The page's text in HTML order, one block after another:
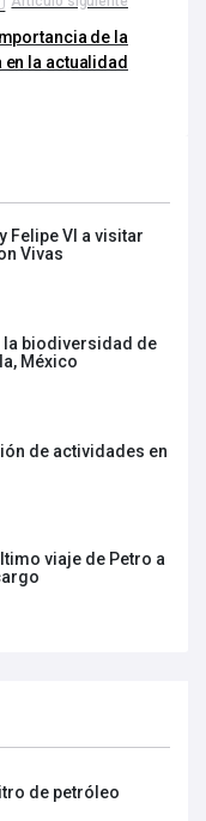
de la
la actualidad
Felipe VI a visitar
Vivas
biodiversidad de
México
de actividades en
viaje de Petro a
de petróleo